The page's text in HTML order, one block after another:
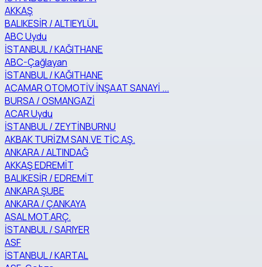
AKKAŞ
BALIKESİR / ALTIEYLÜL
ABC Uydu
İSTANBUL / KAĞITHANE
ABC-Çağlayan
İSTANBUL / KAĞITHANE
ACAMAR OTOMOTİV İNŞAAT SANAYİ ...
BURSA / OSMANGAZİ
ACAR Uydu
İSTANBUL / ZEYTİNBURNU
AKBAK TURİZM SAN.VE TİC.AŞ.
ANKARA / ALTINDAĞ
AKKAŞ EDREMİT
BALIKESİR / EDREMİT
ANKARA ŞUBE
ANKARA / ÇANKAYA
ASAL MOT.ARÇ.
İSTANBUL / SARIYER
ASF
İSTANBUL / KARTAL